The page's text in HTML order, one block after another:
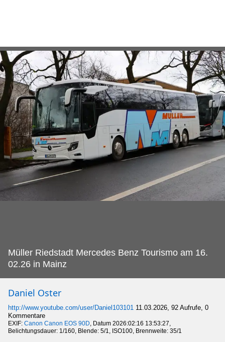
Müller Riedstadt Mercedes Benz Tourismo am 16.
02.26 in Mainz
Daniel Oster
http://www.youtube.com/user/Daniel103101 11.03.2026, 92 Aufrufe, 0
Kommentare
EXIF: Canon Canon EOS 90D, Datum 2026:02:16 13:53:27,
Belichtungsdauer: 1/160, Blende: 5/1, ISO100, Brennweite: 35/1